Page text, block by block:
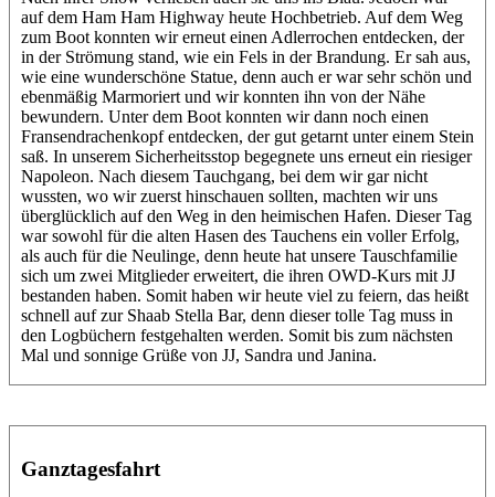
auf dem Ham Ham Highway heute Hochbetrieb. Auf dem Weg
zum Boot konnten wir erneut einen Adlerrochen entdecken, der
in der Strömung stand, wie ein Fels in der Brandung. Er sah aus,
wie eine wunderschöne Statue, denn auch er war sehr schön und
ebenmäßig Marmoriert und wir konnten ihn von der Nähe
bewundern. Unter dem Boot konnten wir dann noch einen
Fransendrachenkopf entdecken, der gut getarnt unter einem Stein
saß. In unserem Sicherheitsstop begegnete uns erneut ein riesiger
Napoleon. Nach diesem Tauchgang, bei dem wir gar nicht
wussten, wo wir zuerst hinschauen sollten, machten wir uns
überglücklich auf den Weg in den heimischen Hafen. Dieser Tag
war sowohl für die alten Hasen des Tauchens ein voller Erfolg,
als auch für die Neulinge, denn heute hat unsere Tauschfamilie
sich um zwei Mitglieder erweitert, die ihren OWD-Kurs mit JJ
bestanden haben. Somit haben wir heute viel zu feiern, das heißt
schnell auf zur Shaab Stella Bar, denn dieser tolle Tag muss in
den Logbüchern festgehalten werden. Somit bis zum nächsten
Mal und sonnige Grüße von JJ, Sandra und Janina.
Ganztagesfahrt